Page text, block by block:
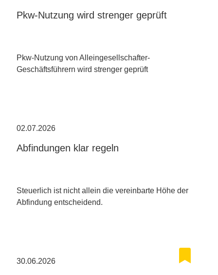
Pkw-Nutzung wird strenger geprüft
Pkw-Nutzung von Alleingesellschafter-
Geschäftsführern wird strenger geprüft
02.07.2026
Abfindungen klar regeln
Steuerlich ist nicht allein die vereinbarte Höhe der
Abfindung entscheidend.
30.06.2026